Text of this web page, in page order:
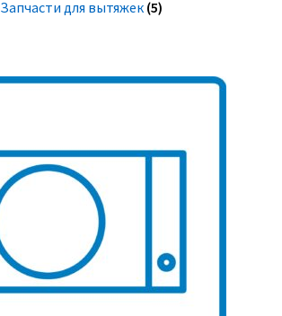
Запчасти для вытяжек (5)